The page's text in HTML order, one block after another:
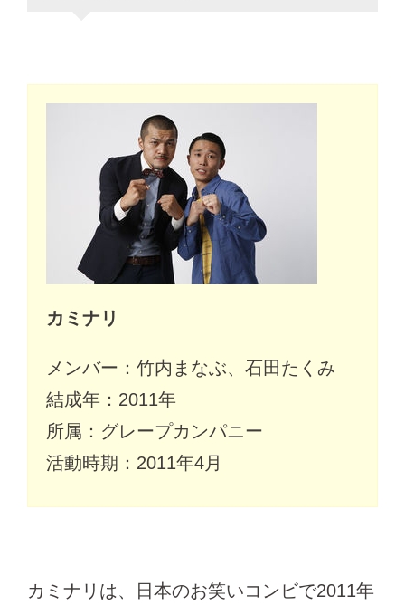
カミナリ
メンバー：竹内まなぶ、石田たくみ
結成年：2011年
所属：グレープカンパニー
活動時期：2011年4月
カミナリは、日本のお笑いコンビで2011年